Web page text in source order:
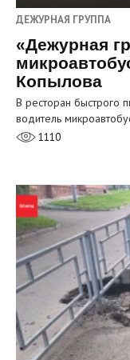
ДЕЖУРНАЯ ГРУППА
«Дежурная
Копылова
В ресторан быстрого
водитель
1110